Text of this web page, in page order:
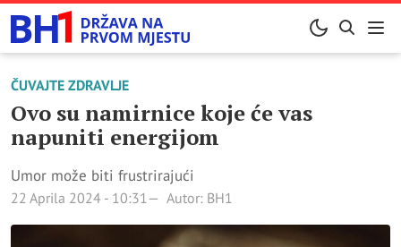
ČUVAJTE ZDRAVLJE
Ovo su namirnice koje će vas
napuniti energijom
Umor može biti frustrirajući
22 Aprila 2024 - 10:31 Autor: BH1